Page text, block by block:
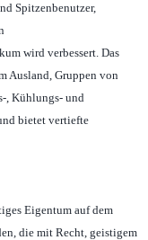
Spitzenbenutzer,
wird verbessert. Das
Ausland, Gruppen von
, Kühlungs- und
bietet vertiefte
Eigentum auf dem
die mit Recht, geistigem